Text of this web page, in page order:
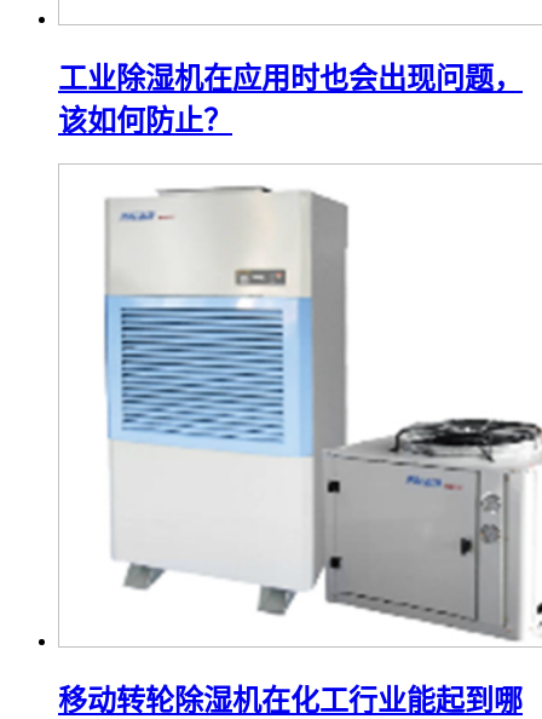
工业除湿机在应用时也会出现问题，
该如何防止？
移动转轮除湿机在化工行业能起到哪